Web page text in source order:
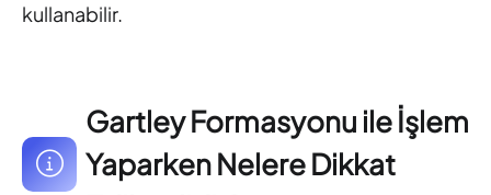
kullanabilir.
Gartley Formasyonu ile İşlem
Yaparken Nelere Dikkat